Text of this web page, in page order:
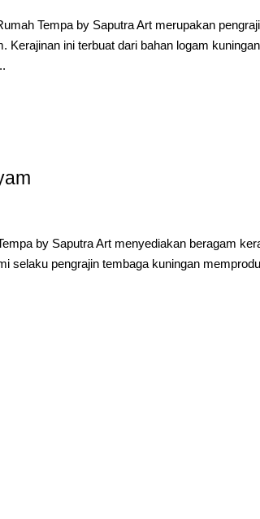
Tempa by Saputra Art merupakan
Kerajinan ini terbuat dari bahan logam
by Saputra Art menyediakan beragam
selaku pengrajin tembaga kuningan